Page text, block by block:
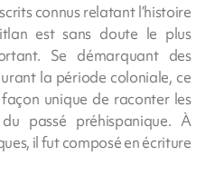
connus relatant l’histoire
est sans doute le plus
Se démarquant des
la période coloniale, ce
unique de raconter les
passé préhispanique. À
il fut composé en écriture